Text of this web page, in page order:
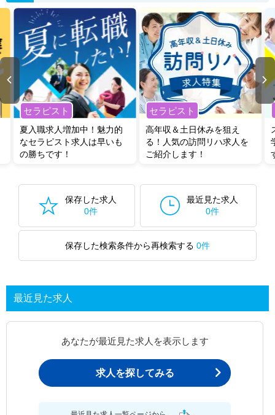
セラピスト
夏入職求人増加中！魅力的
なセラピスト求人は早いも
の勝ちです！
セラピスト
高年収＆土日休みを狙え
る！人気の訪問リハ求人を
ご紹介します！
保存した求人
0件
最近見た求人
0件
保存した検索条件から再検索する 0件
最近見た求人
あなたが最近見た求人を表示します
求人を探してみる